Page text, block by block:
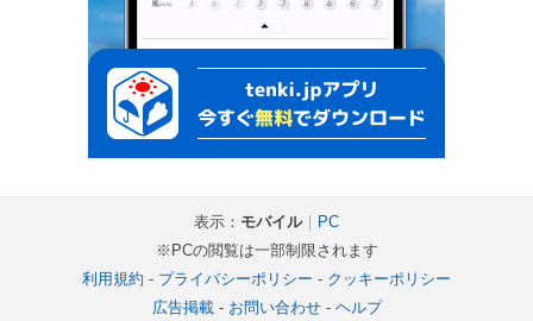
表示： モバイル｜ PC
※PCの閲覧は一部制限されます
利用規約 - プライバシーポリシー - クッキーポリシー
広告掲載- お問い合わせ- ヘルプ